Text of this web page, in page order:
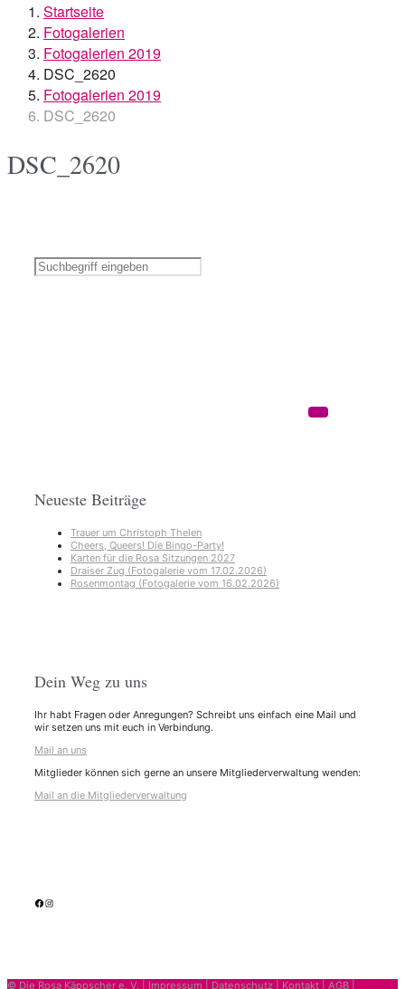
Startseite
Fotogalerien
Fotogalerien 2019
DSC_2620
Fotogalerien 2019
DSC_2620
DSC_2620
Neueste Beiträge
Trauer um Christoph Thelen
Cheers, Queers! Die Bingo-Party!
Karten für die Rosa Sitzungen 2027
Draiser Zug (Fotogalerie vom 17.02.2026)
Rosenmontag (Fotogalerie vom 16.02.2026)
Dein Weg zu uns
Ihr habt Fragen oder Anregungen? Schreibt uns einfach eine Mail und
wir setzen uns mit euch in Verbindung.
Mail an uns
Mitglieder können sich gerne an unsere Mitgliederverwaltung wenden:
Mail an die Mitgliederverwaltung
facebook
Instagram
© Die Rosa Käppscher e. V. | Impressum Datenschutz Kontakt AGB